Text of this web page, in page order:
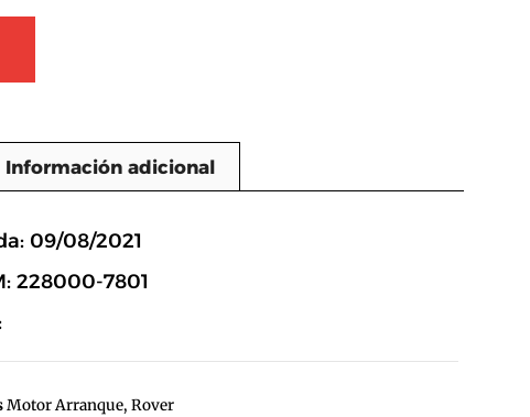
Información adicional
09/08/2021
228000-7801
Motor Arranque, Rover